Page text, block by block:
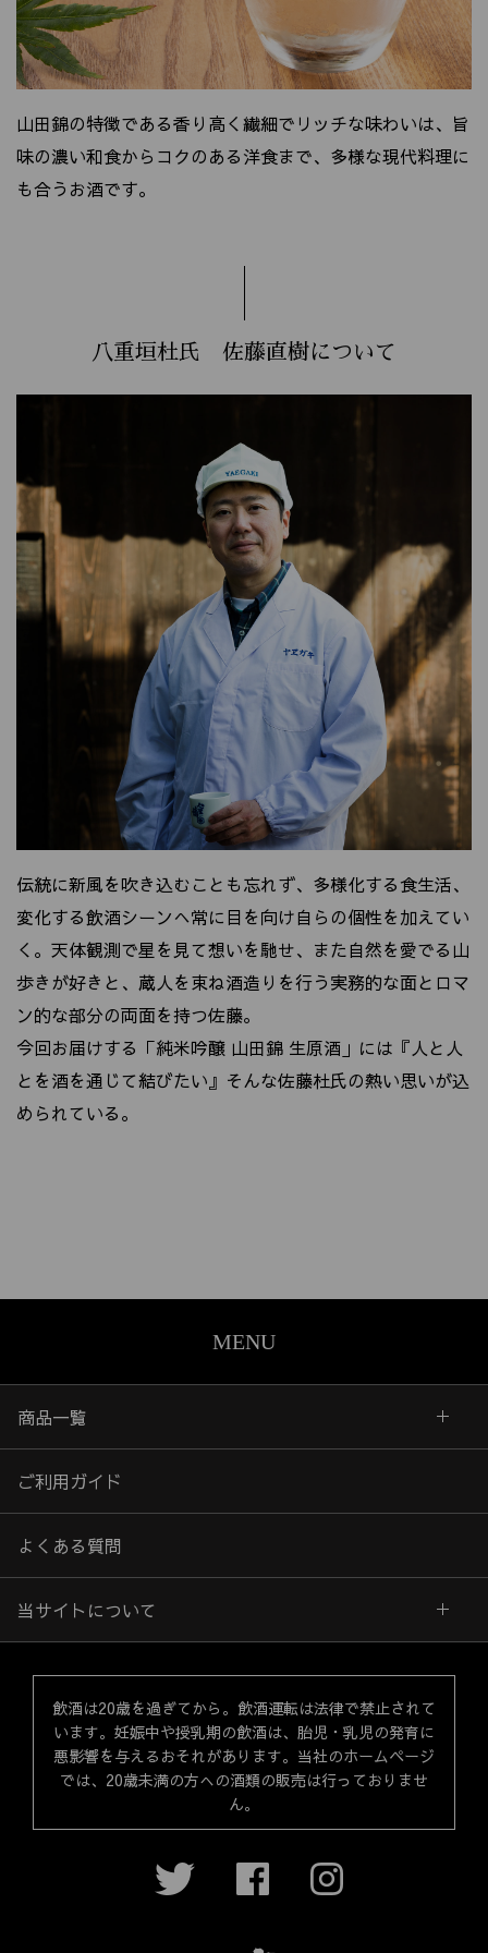
山田錦の特徴である香り高く繊細でリッチな味わいは、旨
味の濃い和食からコクのある洋食まで、多様な現代料理に
も合うお酒です。
八重垣杜氏 佐藤直樹について
伝統に新風を吹き込むことも忘れず、多様化する食生活、
変化する飲酒シーンへ常に目を向け自らの個性を加えてい
く。天体観測で星を見て想いを馳せ、また自然を愛でる山
歩きが好きと、蔵人を束ね酒造りを行う実務的な面とロマ
ン的な部分の両面を持つ佐藤。
今回お届けする「純米吟醸 山田錦 生原酒」には『人と人
とを酒を通じて結びたい』そんな佐藤杜氏の熱い思いが込
められている。
MENU
商品一覧
ご利用ガイド
よくある質問
当サイトについて
飲酒は20歳を過ぎてから。飲酒運転は法律で禁止されて
います。妊娠中や授乳期の飲酒は、胎児・乳児の発育に
悪影響を与えるおそれがあります。当社のホームページ
では、20歳未満の方への酒類の販売は行っておりませ
ん。